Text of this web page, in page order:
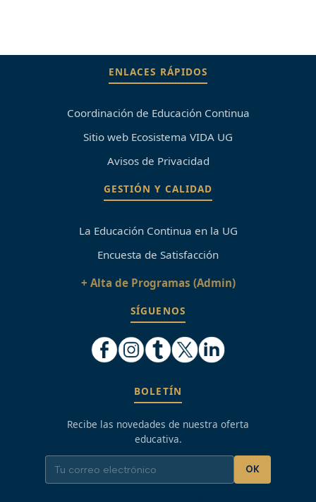
ENLACES RÁPIDOS
Coordinación de Educación Continua
Sitio web Ecosistema VIDA UG
Avisos de Privacidad
GESTIÓN Y CALIDAD
La Educación Continua en la UG
Encuesta de Satisfacción
+ Alta de Programas (Admin)
SÍGUENOS
BOLETÍN
Recibe las novedades de nuestra oferta
educativa.
OK